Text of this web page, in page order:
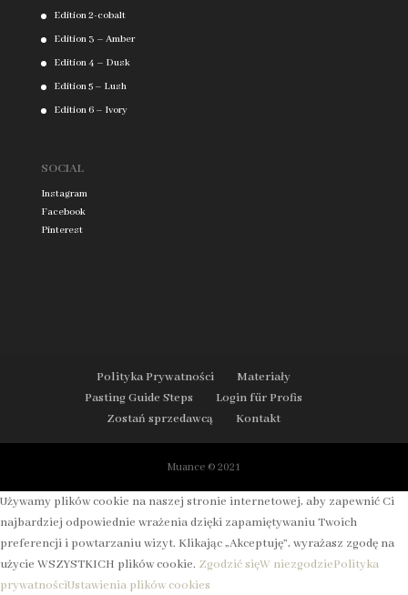
Edition 2-cobalt
Edition 3 – Amber
Edition 4 – Dusk
Edition 5 – Lush
Edition 6 – Ivory
SOCIAL
Instagram
Facebook
Pinterest
Polityka Prywatności
Materiały
Pasting Guide Steps
Login für Profis
Zostań sprzedawcą
Kontakt
Muance © 2021
Używamy plików cookie na naszej stronie internetowej, aby zapewnić Ci
najbardziej odpowiednie wrażenia dzięki zapamiętywaniu Twoich
preferencji i powtarzaniu wizyt. Klikając „Akceptuję”, wyrażasz zgodę na
użycie WSZYSTKICH plików cookie. Zgodzić sięW niezgodziePolityka
prywatnościUstawienia plików cookies